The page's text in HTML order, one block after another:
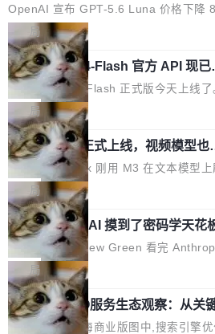
eb 消息列表消息导航支持 修复
文件详情初次显示时语法高亮失效的问
oloncode web 审查详情文件名中文乱码
细节优化 详情查看：https://gitee.com/
on/soloncode/releases/v2026.8.2
80%
OpenAI 宣布 GPT-5.6 Luna 价格下降
入从每百万 token 1 美元砍到 0.2 美元
6 美元砍到 1.2 美元。GPT-5.6 Terra 降
旗舰 Sol 没降，但加了一个 Fast 模式
倍速度，2 倍价格，智商不变。 降价的
市场竞争，不是清库存，是 Sol 自己把
了。 这事分两步。第一步，OpenAI 把
Sol 部署上线。第二步，让 Sol 通过
己去优化自己的推理基础设施。Sol 学了
和 Gluon 两种 GPU 编程语言，重写了
的 GPU 内核，找出了哪...
局
DeepSeek-V4-Flash 官方 API 现已
式上线公测
DeepSeek V4 Flash 正式版今天上线了
结构和参数规模没变，还是 MoE 284B
3B、100 万 token 上下文——只重新做
练。但改完之后，Agent 能力直接把自
的 Pro Preview 给干了。 九项 Agent 基
全部反超。Terminal Bench 2.1 从 61.8
2.7，DeepSWE 从 7.3 涨到 54.4，
ullStack 从 37.0 涨到 68.7。不说别的
ash 型号干翻了三个月前代表最高水平
览版，这件事本身就够说明后训练的威
它一起来的还有两...
局
MiniMax H3 正式上线，视频模型也
始玩全模态了
上个月 MiniMax 刚用 M3 在文本模型上
波存在感，今天 H3 来了——一款全模态
型，而且承诺几天内开源权重。 先看能
H3 接受文本、图像、视频、声音任意组
输入（它叫多模态上下文），输出带原生
音频的视频，最高 15 秒 2K 分辨率。举
子：扔进去一段参考视频（取它的希区柯
镜）、一张人物图片、一段歌声录音，用
言告诉模型你要什么——H3 自己搞定剩
局
Anthropic 的 AI 摸到了密码学天花
密码学家 Matthew Green 看完
的密码分析成果后，写了篇博客。标题
「一些想法」，但内容不克制。 先说
做了什么。他们让未发布的 Claude
型去跑密码分析，出了两个结果：一个攻
局
2026上海SEO服务生态观察：从关
排名到AI答案占位的选型逻辑
在2026年的上海商业版图中,搜索引擎优